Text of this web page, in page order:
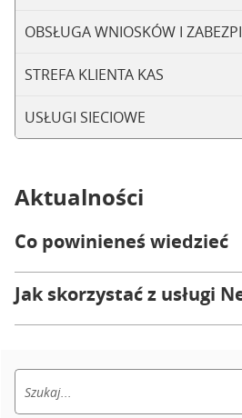
OBSŁUGA WNIOSKÓW I
STREFA KLIENTA KAS
USŁUGI SIECIOWE
Aktualności
Co powinieneś wiedzieć
Jak skorzystać z usługi